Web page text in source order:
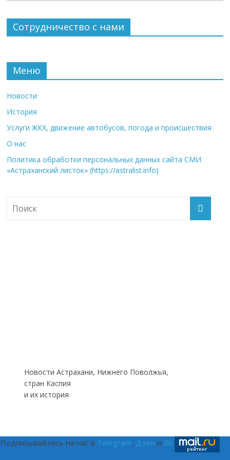
Сотрудничество с нами
Меню
Новости
История
Услуги ЖКХ, движение автобусов, погода и происшествия
О нас
Политика обработки персональных данных сайта СМИ
«Астраханский листок» (https://astralist.info)
Новости Астрахани, Нижнего Поволжья,
стран Каспия
и их история
Подписывайтесь на нас в Telegram, Дзен и Вк